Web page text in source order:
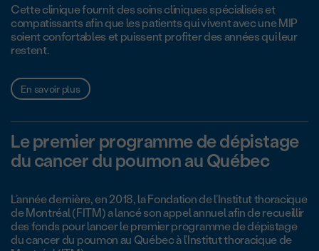
Cette clinique fournit des soins cliniques spécialisés et
compatissants afin que les patients qui vivent avec une MIP
soient confortables et puissent profiter des années qui leur
restent.
En savoir plus
Le premier programme de dépistage
du cancer du poumon au Québec
L’année dernière, en 2018, la Fondation de l’Institut thoracique
de Montréal (FITM) a lancé son appel annuel afin de recueillir
des fonds pour lancer le premier programme de dépistage
du cancer du poumon au Québec à l’Institut thoracique de